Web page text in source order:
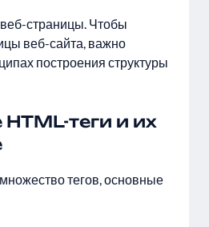
страницы. Чтобы
веб-сайта, важно
построения структуры
теги и их
тегов, основные